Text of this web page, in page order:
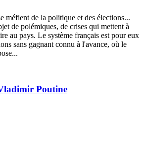
méfient de la politique et des élections...
de polémiques, de crises qui mettent à
au pays. Le système français est pour eux
sans gagnant connu à l'avance, où le
Poutine